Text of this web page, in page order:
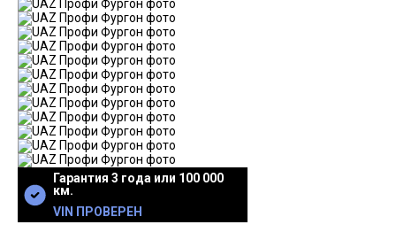
Гарантия 3 года или 100 000
км.
VIN ПРОВЕРЕН